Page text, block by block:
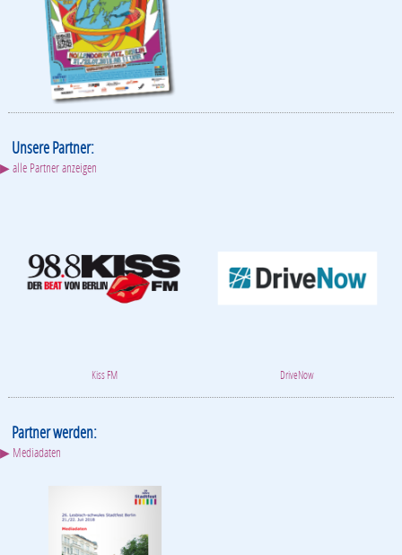
Unsere Partner:
▶ alle Partner anzeigen
Kiss FM DriveNow
Partner werden:
▶ Mediadaten